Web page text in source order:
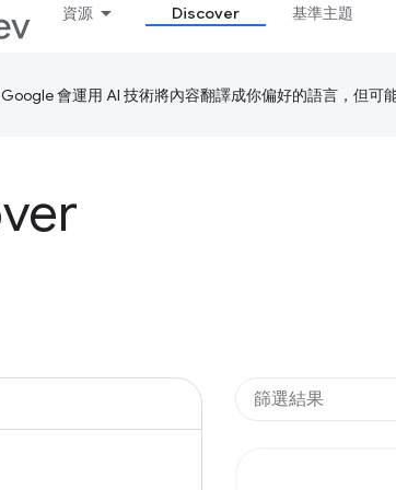
資源 Discover 基準主題
Google 會運用 AI 技術將內容翻譯成你偏好的語言，但可能